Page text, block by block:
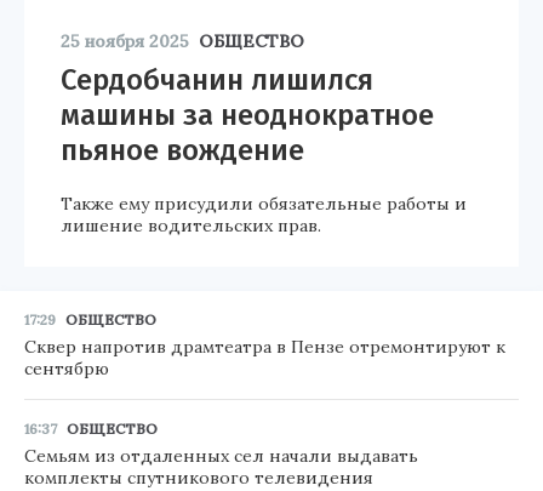
25 ноября 2025 ОБЩЕСТВО
Сердобчанин лишился
машины за неоднократное
пьяное вождение
Также ему присудили обязательные работы и
лишение водительских прав.
17:29 ОБЩЕСТВО
Сквер напротив драмтеатра в Пензе отремонтируют к
сентябрю
16:37 ОБЩЕСТВО
Семьям из отдаленных сел начали выдавать
комплекты спутникового телевидения